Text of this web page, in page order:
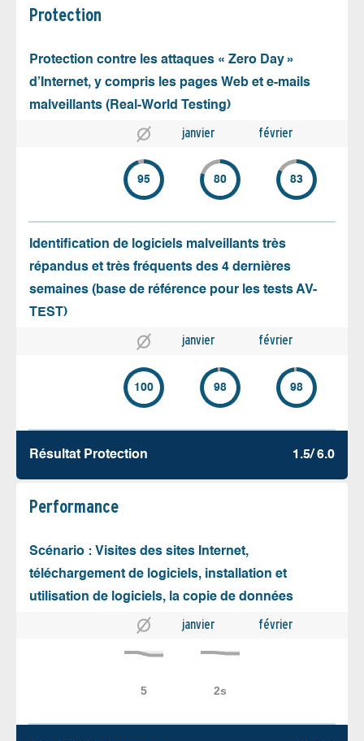
Protection
Protection contre les attaques « Zero Day »
d’Internet, y compris les pages Web et e-mails
malveillants (Real-World Testing)
janvier février
95 80 83
Identification de logiciels malveillants très
répandus et très fréquents des 4 dernières
semaines (base de référence pour les tests AV-
TEST)
janvier février
100 98 98
Résultat Protection 1.5/ 6.0
Performance
Scénario : Visites des sites Internet,
téléchargement de logiciels, installation et
utilisation de logiciels, la copie de données
janvier février